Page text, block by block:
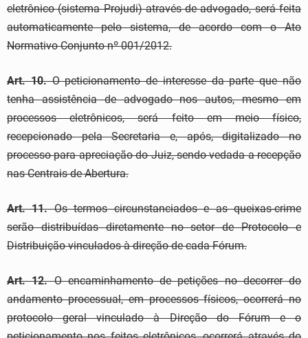
eletrônico (sistema Projudi) através de advogado, será feita
automaticamente pelo sistema, de acordo com o Ato
Normativo Conjunto nº 001/2012.
Art. 10.O peticionamento de interesse da parte que não
tenha assistência de advogado nos autos, mesmo em
processos eletrônicos, será feito em meio físico,
recepcionado pela Secretaria e, após, digitalizado no
processo para apreciação do Juiz, sendo vedada a recepção
nas Centrais de Abertura.
Art. 11.Os termos circunstanciados e as queixas-crime
serão distribuídas diretamente no setor de Protocolo e
Distribuição vinculados à direção de cada Fórum.
Art. 12.O encaminhamento de petições no decorrer do
andamento processual, em processos físicos, ocorrerá no
protocolo geral vinculado à Direção do Fórum e o